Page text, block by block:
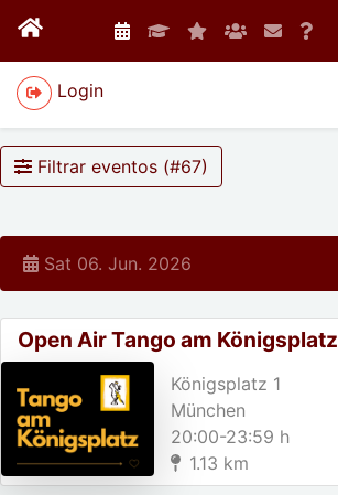
Login
Filtrar eventos (#67)
Sat 06. Jun. 2026
Open Air Tango am Königsplatz
Königsplatz 1
München
20:00-23:59 h
1.13 km